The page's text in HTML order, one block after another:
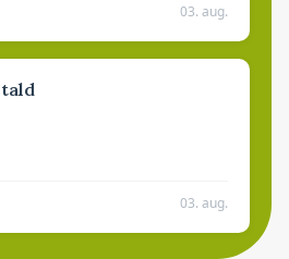
03. aug.
03. aug.